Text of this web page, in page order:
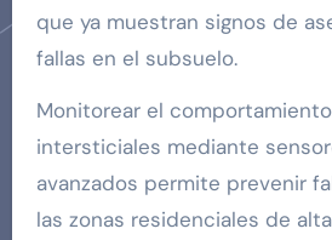
que ya muestran signos de
fallas en el subsuelo.
Monitorear el
intersticiales mediante
avanzados permite prevenir
las zonas residenciales de